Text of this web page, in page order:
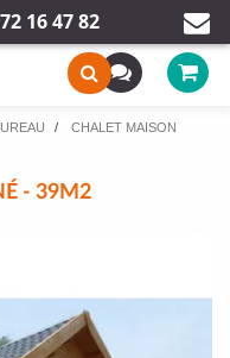
16 47 82
CHALET MAISON
- 39M2